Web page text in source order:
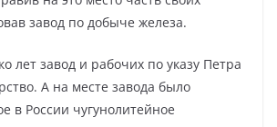
завод по добыче железа.
лет завод и рабочих по указу Петра
А на месте завода было
в России чугунолитейное